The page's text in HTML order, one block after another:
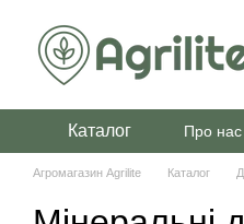
Каталог Про нас
Агромагазин Agrilite Каталог